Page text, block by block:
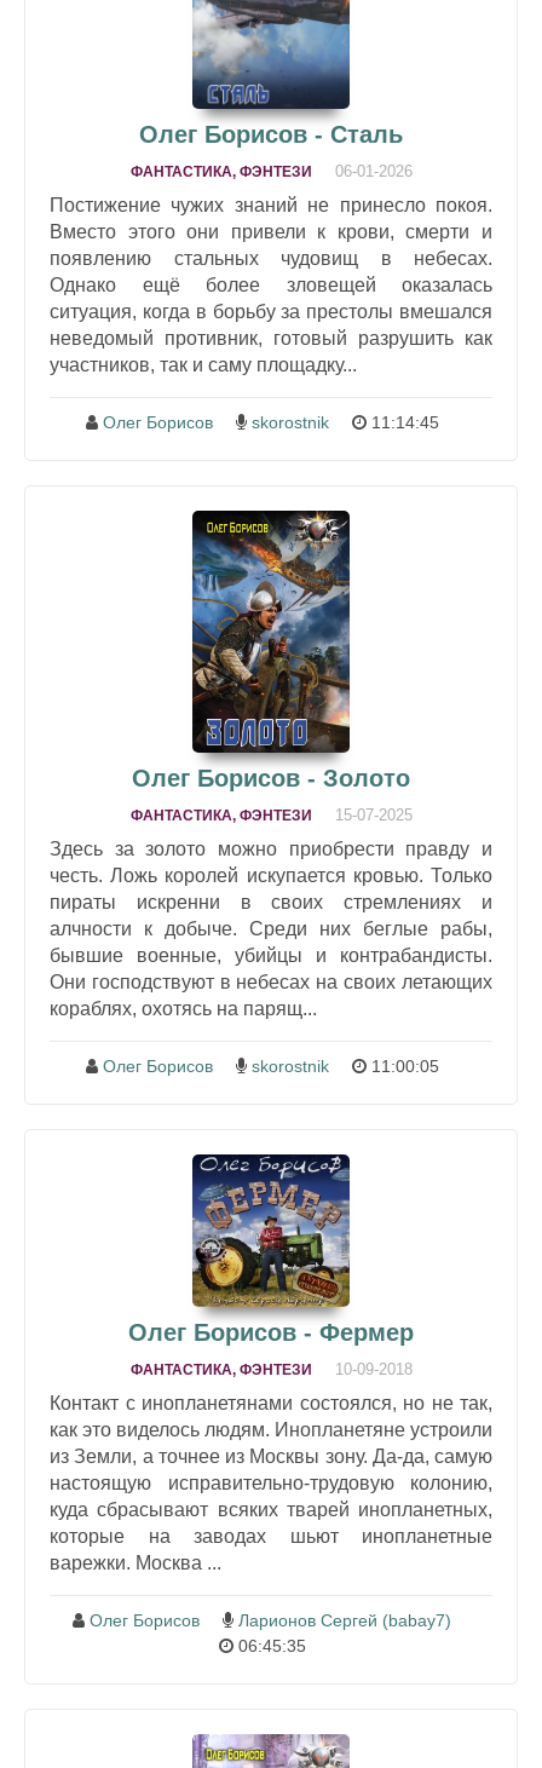
Олег Борисов - Сталь
ФАНТАСТИКА, ФЭНТЕЗИ 06-01-2026
Постижение чужих знаний не принесло покоя.
Вместо этого они привели к крови, смерти и
появлению стальных чудовищ в небесах.
Однако ещё более зловещей оказалась
ситуация, когда в борьбу за престолы вмешался
неведомый противник, готовый разрушить как
участников, так и саму площадку...
Олег Борисов skorostnik 11:14:45
Олег Борисов - Золото
ФАНТАСТИКА, ФЭНТЕЗИ 15-07-2025
Здесь за золото можно приобрести правду и
честь. Ложь королей искупается кровью. Только
пираты искренни в своих стремлениях и
алчности к добыче. Среди них беглые рабы,
бывшие военные, убийцы и контрабандисты.
Они господствуют в небесах на своих летающих
кораблях, охотясь на парящ...
Олег Борисов skorostnik 11:00:05
Олег Борисов - Фермер
ФАНТАСТИКА, ФЭНТЕЗИ 10-09-2018
Контакт с инопланетянами состоялся, но не так,
как это виделось людям. Инопланетяне устроили
из Земли, а точнее из Москвы зону. Да-да, самую
настоящую исправительно-трудовую колонию,
куда сбрасывают всяких тварей инопланетных,
которые на заводах шьют инопланетные
варежки. Москва ...
Олег Борисов
Ларионов Сергей (babay7)
06:45:35